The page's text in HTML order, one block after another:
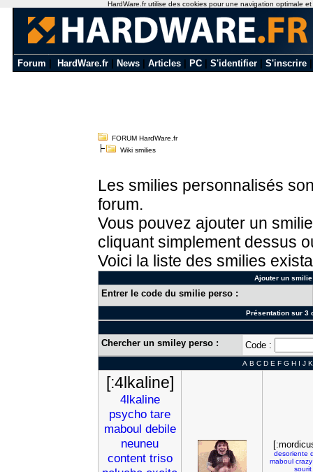
Forum HardWare.fr News Articles PC S'identifier S'inscrire
FORUM HardWare.fr
Wiki smilies
Les smilies personnalisés
forum.
Vous pouvez ajouter un
cliquant simplement dessus
Voici la liste des smilies
Ajouter un
Entrer le code du smilie perso :
Présentation sur 3
Chercher un smiley perso : Code :
A B C D E F G H I J K
[:4lkaline]
4lkaline
psycho tare
maboul debile
neuneu
content triso
desoriente
maboul crazy
sourit
HardWare.fr utilise des cookies pour une navigation optimale